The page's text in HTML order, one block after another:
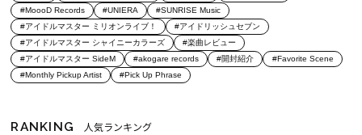
#MoooD Records
#UNIERA
#SUNRISE Music
#アイドルマスター ミリオンライブ！
#アイドリッシュセブン
#アイドルマスター シャイニーカラーズ
#楽曲レビュー
#アイドルマスター SideM
#akogare records #開封紹介
#Favorite Scene
#Monthly Pickup Artist
#Pick Up Phrase
RANKING 人気ランキング